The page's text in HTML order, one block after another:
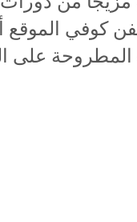
كوفي
المطروحة